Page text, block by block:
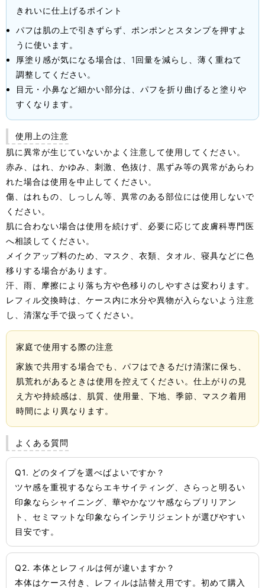
きれいに仕上げるポイント
パフは肌の上で引きずらず、ポンポンとスタンプを押すよ
うに使います。
厚塗り感が気になる場合は、1回量を減らし、薄く重ねて
調整してください。
目元・小鼻など細かい部分は、パフを折り曲げると塗りや
すくなります。
使用上の注意
肌に異常が生じていないかよく注意して使用してください。
赤み、はれ、かゆみ、刺激、色抜け、黒ずみ等の異常があらわ
れた場合は使用を中止してください。
傷、はれもの、しっしん等、異常のある部位には使用しないで
ください。
肌に合わない場合は使用を続けず、必要に応じて皮膚科専門医
へ相談してください。
メイクアップ料のため、マスク、衣類、タオル、寝具などに色
移りする場合があります。
汗、雨、摩擦により落ち方や色移りのしやすさは変わります。
レフィル交換時は、ケース内に水分や異物が入らないよう注意
し、清潔な手で扱ってください。
家庭で使用する際の注意
家族で共用する場合でも、パフはできるだけ清潔に保ち、
肌荒れがあるときは使用を控えてください。仕上がりの見
え方や持続感は、肌質、使用量、下地、季節、マスク着用
時間により異なります。
よくある質問
Q1. どのタイプを選べばよいですか？
ツヤ感を重視するならエキサイティング、さらっと明るい
印象ならシャイニング、華やかなツヤ感ならブリリアン
ト、セミマットな印象ならインテリジェントが選びやすい
目安です。
Q2. 本体とレフィルは何が違いますか？
本体はケース付き、レフィルは詰替え用です。初めて購入